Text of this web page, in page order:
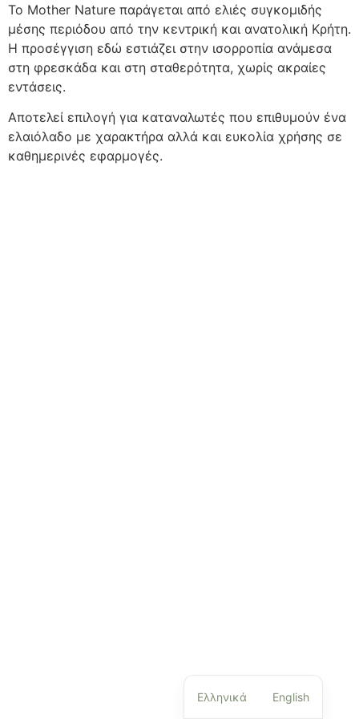
Το Mother Nature παράγεται από ελιές συγκομιδής
μέσης περιόδου από την κεντρική και ανατολική Κρήτη.
Η προσέγγιση εδώ εστιάζει στην ισορροπία ανάμεσα
στη φρεσκάδα και στη σταθερότητα, χωρίς ακραίες
εντάσεις.
Αποτελεί επιλογή για καταναλωτές που επιθυμούν ένα
ελαιόλαδο με χαρακτήρα αλλά και ευκολία χρήσης σε
καθημερινές εφαρμογές.
Ελληνικά English